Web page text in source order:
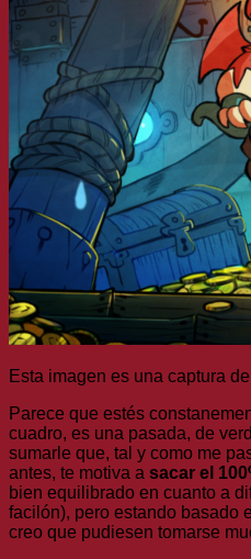
Esta imagen es una captura
Parece que estés
cuadro, es una pasada, de
sumarle que, tal y como me
antes, te motiva a sacar el
bien equilibrado en cuanto a
facilón), pero estando basado
creo que pudiesen tomarse